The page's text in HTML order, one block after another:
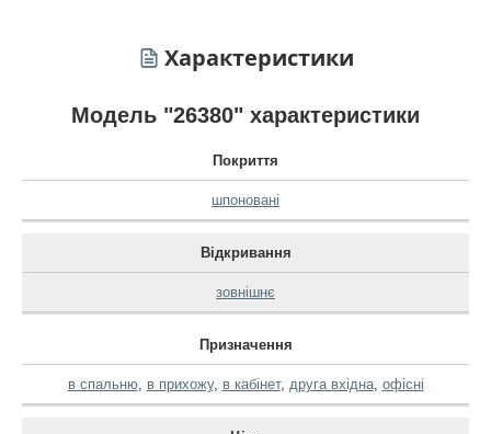
Характеристики
Модель "26380" характеристики
Покриття
шпоновані
Відкривання
зовнішнє
Призначення
в спальню, в прихожу, в кабінет, друга вхідна, офісні